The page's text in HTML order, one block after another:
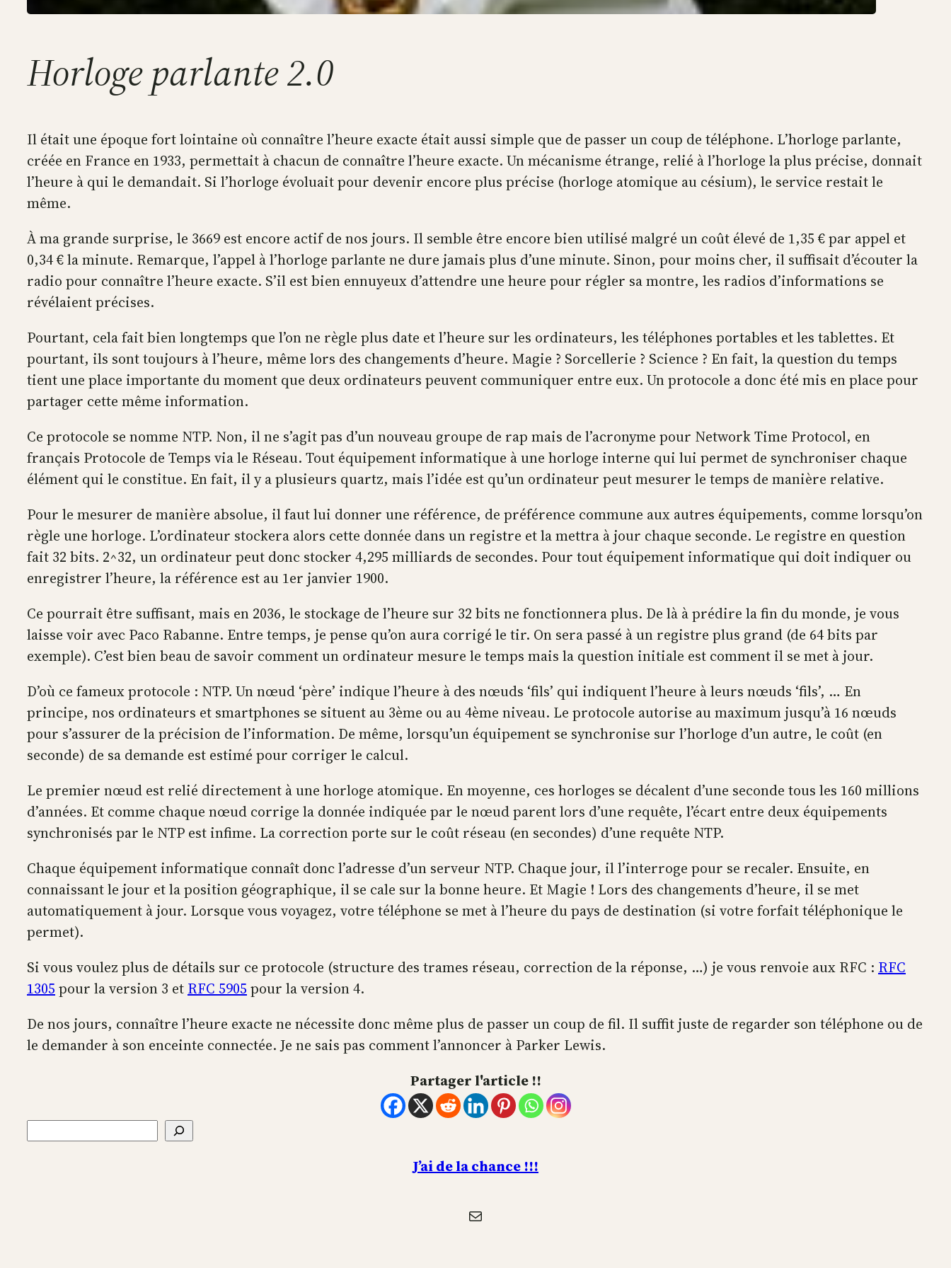
Horloge parlante 2.0
Il était une époque fort lointaine où connaître l’heure exacte était aussi simple que de passer un coup de téléphone. L’horloge parlante,
créée en France en 1933, permettait à chacun de connaître l’heure exacte. Un mécanisme étrange, relié à l’horloge la plus précise, donnait
l’heure à qui le demandait. Si l’horloge évoluait pour devenir encore plus précise (horloge atomique au césium), le service restait le
même.
À ma grande surprise, le 3669 est encore actif de nos jours. Il semble être encore bien utilisé malgré un coût élevé de 1,35 € par appel et
0,34 € la minute. Remarque, l’appel à l’horloge parlante ne dure jamais plus d’une minute. Sinon, pour moins cher, il suffisait d’écouter la
radio pour connaître l’heure exacte. S’il est bien ennuyeux d’attendre une heure pour régler sa montre, les radios d’informations se
révélaient précises.
Pourtant, cela fait bien longtemps que l’on ne règle plus date et l’heure sur les ordinateurs, les téléphones portables et les tablettes. Et
pourtant, ils sont toujours à l’heure, même lors des changements d’heure. Magie ? Sorcellerie ? Science ? En fait, la question du temps
tient une place importante du moment que deux ordinateurs peuvent communiquer entre eux. Un protocole a donc été mis en place pour
partager cette même information.
Ce protocole se nomme NTP. Non, il ne s’agit pas d’un nouveau groupe de rap mais de l’acronyme pour Network Time Protocol, en
français Protocole de Temps via le Réseau. Tout équipement informatique à une horloge interne qui lui permet de synchroniser chaque
élément qui le constitue. En fait, il y a plusieurs quartz, mais l’idée est qu’un ordinateur peut mesurer le temps de manière relative.
Pour le mesurer de manière absolue, il faut lui donner une référence, de préférence commune aux autres équipements, comme lorsqu’on
règle une horloge. L’ordinateur stockera alors cette donnée dans un registre et la mettra à jour chaque seconde. Le registre en question
fait 32 bits. 2^32, un ordinateur peut donc stocker 4,295 milliards de secondes. Pour tout équipement informatique qui doit indiquer ou
enregistrer l’heure, la référence est au 1er janvier 1900.
Ce pourrait être suffisant, mais en 2036, le stockage de l’heure sur 32 bits ne fonctionnera plus. De là à prédire la fin du monde, je vous
laisse voir avec Paco Rabanne. Entre temps, je pense qu’on aura corrigé le tir. On sera passé à un registre plus grand (de 64 bits par
exemple). C’est bien beau de savoir comment un ordinateur mesure le temps mais la question initiale est comment il se met à jour.
D’où ce fameux protocole : NTP. Un nœud ‘père’ indique l’heure à des nœuds ‘fils’ qui indiquent l’heure à leurs nœuds ‘fils’, … En
principe, nos ordinateurs et smartphones se situent au 3ème ou au 4ème niveau. Le protocole autorise au maximum jusqu’à 16 nœuds
pour s’assurer de la précision de l’information. De même, lorsqu’un équipement se synchronise sur l’horloge d’un autre, le coût (en
seconde) de sa demande est estimé pour corriger le calcul.
Le premier nœud est relié directement à une horloge atomique. En moyenne, ces horloges se décalent d’une seconde tous les 160 millions
d’années. Et comme chaque nœud corrige la donnée indiquée par le nœud parent lors d’une requête, l’écart entre deux équipements
synchronisés par le NTP est infime. La correction porte sur le coût réseau (en secondes) d’une requête NTP.
Chaque équipement informatique connaît donc l’adresse d’un serveur NTP. Chaque jour, il l’interroge pour se recaler. Ensuite, en
connaissant le jour et la position géographique, il se cale sur la bonne heure. Et Magie ! Lors des changements d’heure, il se met
automatiquement à jour. Lorsque vous voyagez, votre téléphone se met à l’heure du pays de destination (si votre forfait téléphonique le
permet).
Si vous voulez plus de détails sur ce protocole (structure des trames réseau, correction de la réponse, …) je vous renvoie aux RFC : RFC
1305 pour la version 3 et RFC 5905 pour la version 4.
De nos jours, connaître l’heure exacte ne nécessite donc même plus de passer un coup de fil. Il suffit juste de regarder son téléphone ou de
le demander à son enceinte connectée. Je ne sais pas comment l’annoncer à Parker Lewis.
Partager l'article !!
J’ai de la chance !!!
E-mail